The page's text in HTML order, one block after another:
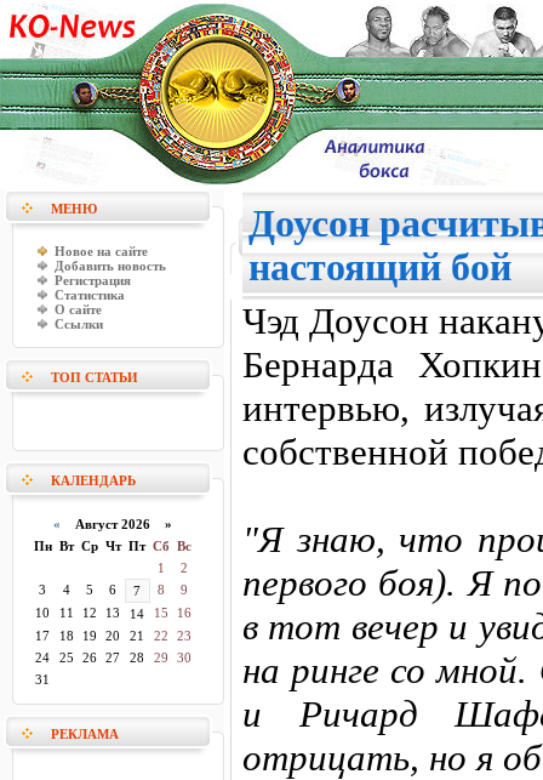
МЕНЮ
Новое на сайте
Добавить новость
Регистрация
Статистика
О сайте
Ссылки
ТОП СТАТЬИ
КАЛЕНДАРЬ
« Август 2026 »
Пн Вт Ср Чт Пт Сб Вс
1
2
3
4 5 6 7 8
9
10
11 12 13 14 15
16
17
18 19 20 21 22
23
24
25 26 27 28 29
30
31
РЕКЛАМА
Доусон
настоящий бой
Чэд Доусон
Бернарда
интервью,
собственной
"Я знаю, что
первого боя). Я
в тот вечер и
на ринге со
и Ричард
отрицать, но я